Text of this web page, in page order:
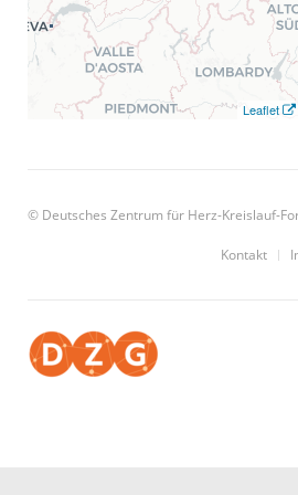
Leaflet
© Deutsches Zentrum für Herz-Kreislauf-
Kontakt